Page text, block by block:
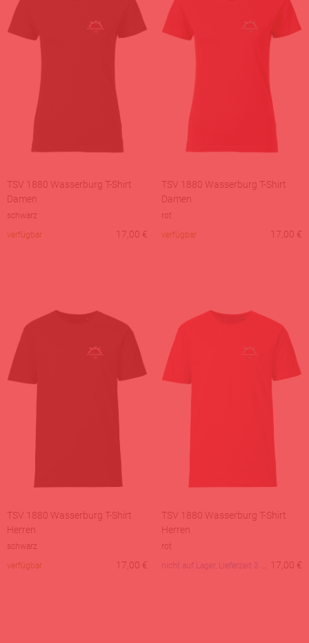
TSV 1880 Wasserburg T-Shirt
Damen
schwarz
verfügbar
17,00 €
TSV 1880 Wasserburg T-Shirt
Damen
rot
verfügbar
17,00 €
TSV 1880 Wasserburg T-Shirt
Herren
schwarz
verfügbar
17,00 €
TSV 1880 Wasserburg T-Shirt
Herren
rot
17,00 €